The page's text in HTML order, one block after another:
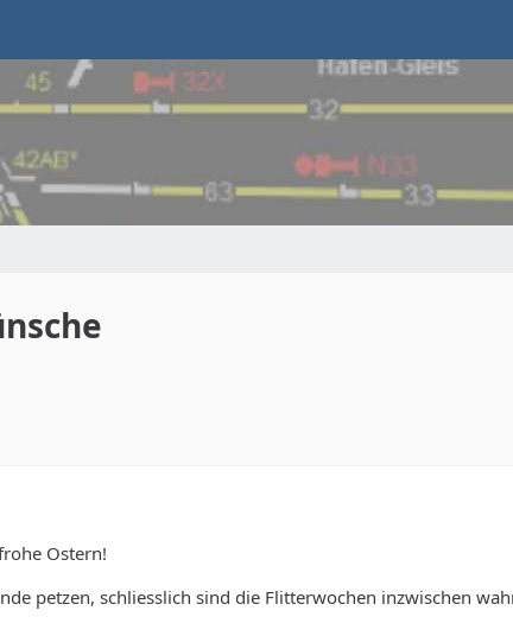
Ostern!
petzen, schliesslich sind die Flitterwochen inzwischen